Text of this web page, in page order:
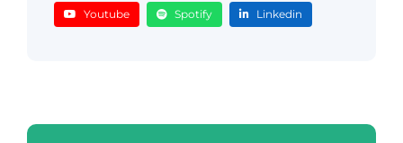
Youtube Spotify Linkedin